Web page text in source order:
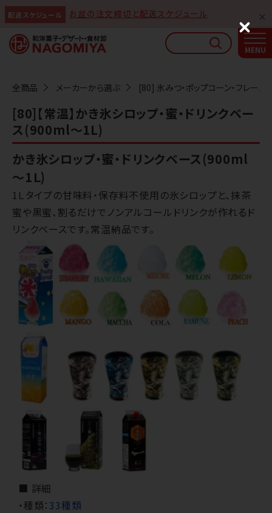
配送スケジュール お盆の注文締切と配送スケジュール
全商品 メーカーから選ぶ [80] 氷みつ・ポップコーン・フレーバ
[80]【常温】かき氷シロップ・蜜・ドリンクベー
ス(900ml～1L)
かき氷シロップ・蜜・ドリンクベース(900ml
～1Ｌ)
1Ｌタイプの甘味料・保存料不使用の氷シロップと、抹茶
蜜や黒蜜、割るだけでノンアルコールドリンクが作れるド
リンクベースです。常温納品です。
■ 詳細
・種類： 33種類
なごみやAIガイド
AIがなごみやの使い方をお答えします
C
l
o